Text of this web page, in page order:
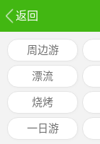
返回
周边游
漂流
烧烤
一日游